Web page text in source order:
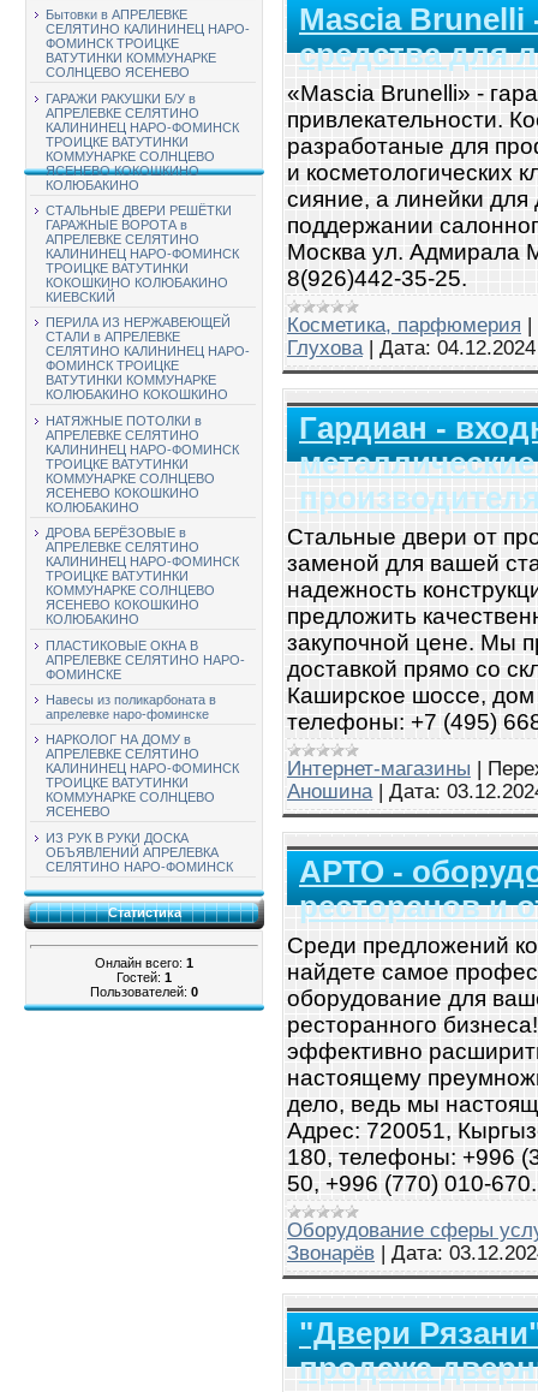
Бытовки в АПРЕЛЕВКЕ
СЕЛЯТИНО КАЛИНИНЕЦ НАРО-
ФОМИНСК ТРОИЦКЕ
ВАТУТИНКИ КОММУНАРКЕ
СОЛНЦЕВО ЯСЕНЕВО
ГАРАЖИ РАКУШКИ Б/У в
АПРЕЛЕВКЕ СЕЛЯТИНО
КАЛИНИНЕЦ НАРО-ФОМИНСК
ТРОИЦКЕ ВАТУТИНКИ
КОММУНАРКЕ СОЛНЦЕВО
ЯСЕНЕВО КОКОШКИНО
КОЛЮБАКИНО
СТАЛЬНЫЕ ДВЕРИ РЕШЁТКИ
ГАРАЖНЫЕ ВОРОТА в
АПРЕЛЕВКЕ СЕЛЯТИНО
КАЛИНИНЕЦ НАРО-ФОМИНСК
ТРОИЦКЕ ВАТУТИНКИ
КОКОШКИНО КОЛЮБАКИНО
КИЕВСКИЙ
ПЕРИЛА ИЗ НЕРЖАВЕЮЩЕЙ
СТАЛИ в АПРЕЛЕВКЕ
СЕЛЯТИНО КАЛИНИНЕЦ НАРО-
ФОМИНСК ТРОИЦКЕ
ВАТУТИНКИ КОММУНАРКЕ
КОЛЮБАКИНО КОКОШКИНО
НАТЯЖНЫЕ ПОТОЛКИ в
АПРЕЛЕВКЕ СЕЛЯТИНО
КАЛИНИНЕЦ НАРО-ФОМИНСК
ТРОИЦКЕ ВАТУТИНКИ
КОММУНАРКЕ СОЛНЦЕВО
ЯСЕНЕВО КОКОШКИНО
КОЛЮБАКИНО
ДРОВА БЕРЁЗОВЫЕ в
АПРЕЛЕВКЕ СЕЛЯТИНО
КАЛИНИНЕЦ НАРО-ФОМИНСК
ТРОИЦКЕ ВАТУТИНКИ
КОММУНАРКЕ СОЛНЦЕВО
ЯСЕНЕВО КОКОШКИНО
КОЛЮБАКИНО
ПЛАСТИКОВЫЕ ОКНА В
АПРЕЛЕВКЕ СЕЛЯТИНО НАРО-
ФОМИНСКЕ
Навесы из поликарбоната в
апрелевке наро-фоминске
НАРКОЛОГ НА ДОМУ в
АПРЕЛЕВКЕ СЕЛЯТИНО
КАЛИНИНЕЦ НАРО-ФОМИНСК
ТРОИЦКЕ ВАТУТИНКИ
КОММУНАРКЕ СОЛНЦЕВО
ЯСЕНЕВО
ИЗ РУК В РУКИ ДОСКА
ОБЪЯВЛЕНИЙ АПРЕЛЕВКА
СЕЛЯТИНО НАРО-ФОМИНСК
Статистика
Онлайн всего: 1
Гостей: 1
Пользователей: 0
Mascia Brunelli
средства для
«Mascia Brunelli» -
привлекательности.
разработаные для
и косметологических
сияние, а линейки
поддержании
Москва ул. Адмирала
8(926)442-35-25.
Косметика, парфюмерия |
Глухова | Дата: 04.12.2024
Гардиан -
Стальные двери от
заменой для вашей
надежность
предложить
закупочной цене. Мы
доставкой прямо со
Каширское шоссе, дом
телефоны: +7 (495)
Интернет-магазины |
Аношина | Дата:
АРТО -
ресторанов и
Среди предложений
найдете самое
оборудование для
ресторанного
эффективно
настоящему
дело, ведь мы
Адрес: 720051,
180, телефоны: +996
50, +996 (770) 010-670.
Оборудование сферы
Звонарёв | Дата:
"Двери
продажа